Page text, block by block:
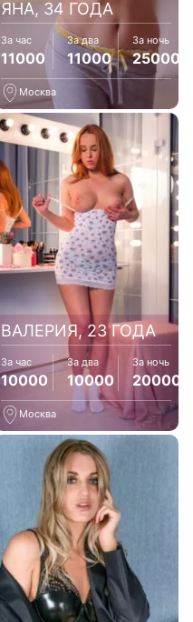
ЯНА, 34 ГОДА
За час
11000
За два
11000
За ночь
25000
Москва
ВАЛЕРИЯ, 23 ГОДА
За час
10000
За два
10000
За ночь
20000
Москва